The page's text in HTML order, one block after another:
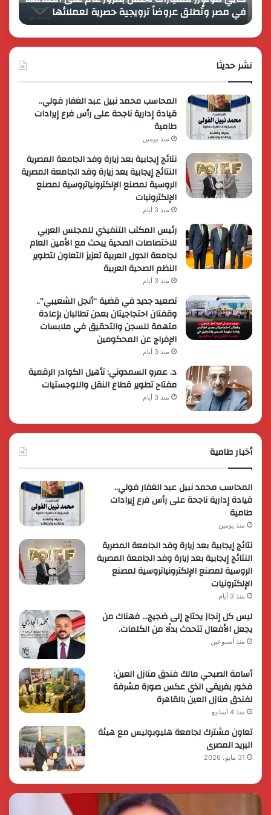
مصر
وتُطلق
عروضاً
ترويجية
حصرية
في مصر وتُطلق عروضاً ترويجية حصرية لعملائها
جديدة
نشر حديثا
المحاسب محمد نبيل عبد الغفار فولي..
قيادة إدارية ناجحة على رأس فرع إيرادات
طامية
منذ يومين
نتائج إيجابية بعد زيارة وفد الجامعة المصرية
النتائج إيجابية بعد زيارة وفد الجامعة المصرية
الروسية لمصنع الإلكترونياتروسية لمصنع
الإلكترونيات
منذ 3 أيام
رئيس المكتب التنفيذي للمجلس العربي
للاختصاصات الصحية يبحث مع الأمين العام
لجامعة الدول العربية تعزيز التعاون لتطوير
النظم الصحية العربية
منذ 3 أيام
تصعيد جديد في قضية “أنجل الشعيبي”..
وقفتان احتجاجيتان بعدن تطالبان بإعادة
متهمة للسجن والتحقيق في ملابسات
الإفراج عن المحكومين
منذ 3 أيام
د. عمرو السمدوني: تأهيل الكوادر الرقمية
مفتاح تطوير قطاع النقل واللوجستيات
منذ 3 أيام
أخبار طامية
المحاسب محمد نبيل عبد الغفار فولي..
قيادة إدارية ناجحة على رأس فرع إيرادات
طامية
منذ يومين
نتائج إيجابية بعد زيارة وفد الجامعة المصرية
النتائج إيجابية بعد زيارة وفد الجامعة المصرية
الروسية لمصنع الإلكترونياتروسية لمصنع
الإلكترونيات
منذ 3 أيام
ليس كل إنجاز يحتاج إلى ضجيج… فهناك من
يجعل الأفعال تتحدث بدلًا من الكلمات.
منذ أسبوعين
أسامة الصبحي مالك فندق منازل العين:
فخور بفريقي الذي عكس صورة مشرفة
لفندق منازل العين بالقاهرة
منذ 4 أسابيع
تعاون مشترك لجامعة هليوبوليس مع هيئة
البريد المصرى
31 مايو، 2026
رئيس